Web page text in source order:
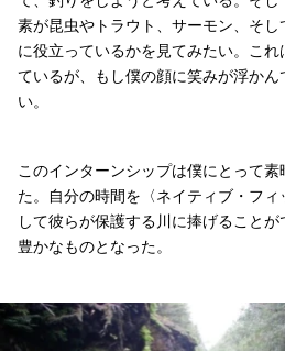
素が昆虫やトラウト、サーモン、そ
に役立っているかを見てみたい。こ
ているが、もし僕の顔に笑みが浮か
い。
このインターンシップは僕にとって
た。自分の時間を〈ネイティブ・フ
して彼らが保護する川に捧げること
豊かなものとなった。